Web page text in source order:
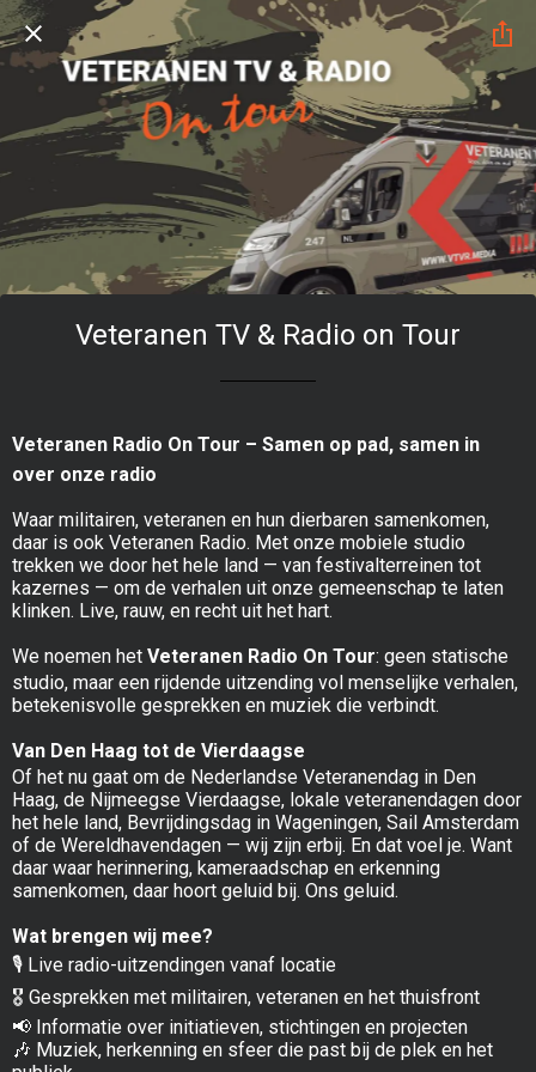
Veteranen TV & Radio on Tour
Veteranen Radio On Tour – Samen op pad, samen in
over onze radio
Waar militairen, veteranen en hun dierbaren samenkomen,
daar is ook Veteranen Radio. Met onze mobiele studio
trekken we door het hele land — van festivalterreinen tot
kazernes — om de verhalen uit onze gemeenschap te laten
klinken. Live, rauw, en recht uit het hart.
We noemen het Veteranen Radio On Tour: geen statische
studio, maar een rijdende uitzending vol menselijke verhalen,
betekenisvolle gesprekken en muziek die verbindt.
Van Den Haag tot de Vierdaagse
Of het nu gaat om de Nederlandse Veteranendag in Den
Haag, de Nijmeegse Vierdaagse, lokale veteranendagen door
het hele land, Bevrijdingsdag in Wageningen, Sail Amsterdam
of de Wereldhavendagen — wij zijn erbij. En dat voel je. Want
daar waar herinnering, kameraadschap en erkenning
samenkomen, daar hoort geluid bij. Ons geluid.
Wat brengen wij mee?
🎙 Live radio-uitzendingen vanaf locatie
🎖 Gesprekken met militairen, veteranen en het thuisfront
📢 Informatie over initiatieven, stichtingen en projecten
🎶 Muziek, herkenning en sfeer die past bij de plek en het